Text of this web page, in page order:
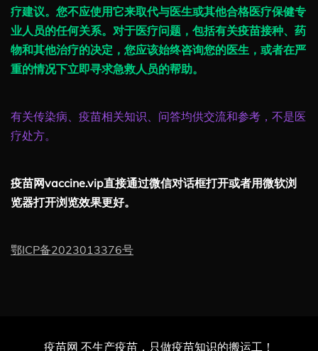
疗建议。您不应使用它来取代与医生或其他合格医疗保健专
业人员的任何关系。对于医疗问题，包括有关疫苗接种、药
物和其他治疗的决定，您应该始终咨询您的医生，或者在严
重的情况下立即寻求急救人员的帮助。
有关传染病、疫苗相关知识、问答均供交流和参考，不是医
疗处方。
疫苗网vaccine.vip直接通过微信对话框打开或者用微软浏
览器打开浏览效果更好。
鄂ICP备2023013376号
疫苗网 不生产疫苗，只做疫苗知识的搬运工！